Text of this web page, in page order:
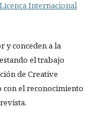
Licença Internacional
y conceden a la
el trabajo
de Creative
el reconocimiento